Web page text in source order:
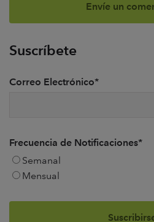
Suscríbete
Correo Electrónico*
Frecuencia de Notificaciones*
Semanal
Mensual